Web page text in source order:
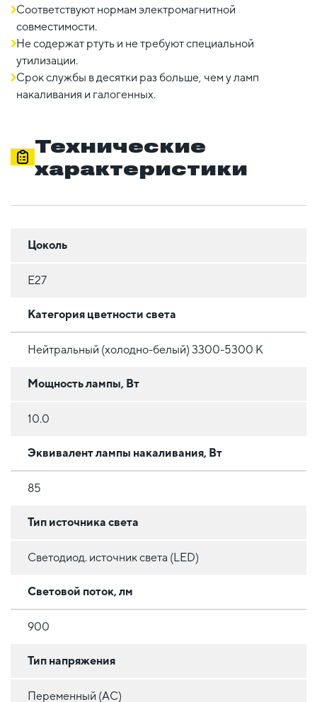
Соответствуют нормам электромагнитной
совместимости.
Не содержат ртуть и не требуют специальной
утилизации.
Срок службы в десятки раз больше, чем у ламп
накаливания и галогенных.
Технические
характеристики
Цоколь
E27
Категория цветности света
Нейтральный (холодно-белый) 3300-5300 К
Мощность лампы, Вт
10.0
Эквивалент лампы накаливания, Вт
85
Тип источника света
Светодиод. источник света (LED)
Световой поток, лм
900
Тип напряжения
Переменный (AC)